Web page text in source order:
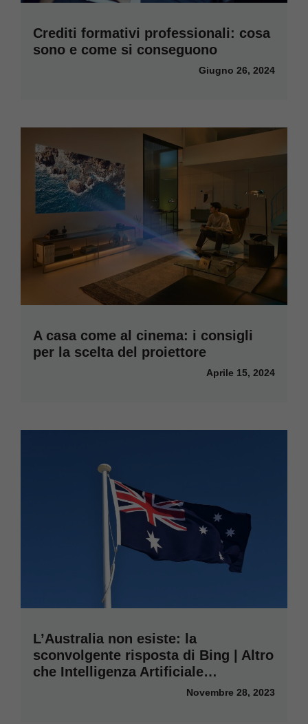
Crediti formativi professionali: cosa
sono e come si conseguono
Giugno 26, 2024
A casa come al cinema: i consigli
per la scelta del proiettore
Aprile 15, 2024
L’Australia non esiste: la
sconvolgente risposta di Bing | Altro
che Intelligenza Artificiale…
Novembre 28, 2023